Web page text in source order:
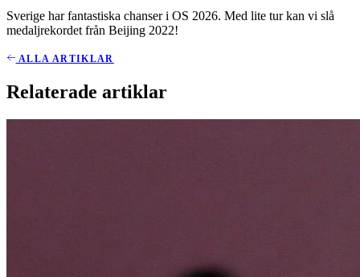
Sverige har fantastiska chanser i OS 2026. Med lite tur kan vi slå
medaljrekordet från Beijing 2022!
ALLA ARTIKLAR
Relaterade artiklar